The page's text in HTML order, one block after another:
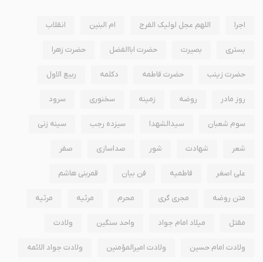
اجرا اللهم عجل لولیک الفرج ام البنین انقلاب
بستری بصیرت حضرت اباالفضل حضرت زهرا
حضرت زینب حضرت فاطمه دکلمه ربیع الاول
روز مادر روضه زمینه سخنوری سرود
سوم شعبان سیدالشهدا سیزده رجب سینه زنی
شعر شهادت شور صداسازی صفر
علی اصغر فاطمیه فن بیان قمربنی هاشم
متن روضه مجری گری محرم مرثيه مرثیه
مقتل میلاد امام جواد واحد سنگین ولادت
ولادت امام حسین ولادت امیرالمؤمنین ولادت جواد الائمه